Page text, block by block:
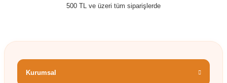
500 TL ve üzeri tüm siparişlerde
Kurumsal